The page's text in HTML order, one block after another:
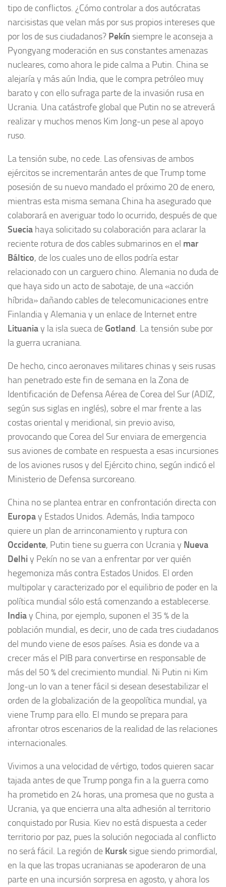
tipo de conflictos. ¿Cómo controlar a dos autócratas
narcisistas que velan más por sus propios intereses que
por los de sus ciudadanos? Pekín siempre le aconseja a
Pyongyang moderación en sus constantes amenazas
nucleares, como ahora le pide calma a Putin. China se
alejaría y más aún India, que le compra petróleo muy
barato y con ello sufraga parte de la invasión rusa en
Ucrania. Una catástrofe global que Putin no se atreverá
realizar y muchos menos Kim Jong-un pese al apoyo
ruso.
La tensión sube, no cede. Las ofensivas de ambos
ejércitos se incrementarán antes de que Trump tome
posesión de su nuevo mandado el próximo 20 de enero,
mientras esta misma semana China ha asegurado que
colaborará en averiguar todo lo ocurrido, después de que
Suecia haya solicitado su colaboración para aclarar la
reciente rotura de dos cables submarinos en el mar
Báltico, de los cuales uno de ellos podría estar
relacionado con un carguero chino. Alemania no duda de
que haya sido un acto de sabotaje, de una «acción
híbrida» dañando cables de telecomunicaciones entre
Finlandia y Alemania y un enlace de Internet entre
Lituaniay la isla sueca de Gotland. La tensión sube por
la guerra ucraniana.
De hecho, cinco aeronaves militares chinas y seis rusas
han penetrado este fin de semana en la Zona de
Identificación de Defensa Aérea de Corea del Sur (ADIZ,
según sus siglas en inglés), sobre el mar frente a las
costas oriental y meridional, sin previo aviso,
provocando que Corea del Sur enviara de emergencia
sus aviones de combate en respuesta a esas incursiones
de los aviones rusos y del Ejército chino, según indicó el
Ministerio de Defensa surcoreano.
China no se plantea entrar en confrontación directa con
Europay Estados Unidos. Además, India tampoco
quiere un plan de arrinconamiento y ruptura con
Occidente, Putin tiene su guerra con Ucrania y Nueva
Delhi y Pekín no se van a enfrentar por ver quién
hegemoniza más contra Estados Unidos. El orden
multipolar y caracterizado por el equilibrio de poder en la
política mundial sólo está comenzando a establecerse.
Indiay China, por ejemplo, suponen el 35 % de la
población mundial, es decir, uno de cada tres ciudadanos
del mundo viene de esos países. Asia es donde va a
crecer más el PIB para convertirse en responsable de
más del 50 % del crecimiento mundial. Ni Putin ni Kim
Jong-un lo van a tener fácil si desean desestabilizar el
orden de la globalización de la geopolítica mundial, ya
viene Trump para ello. El mundo se prepara para
afrontar otros escenarios de la realidad de las relaciones
internacionales.
Vivimos a una velocidad de vértigo, todos quieren sacar
tajada antes de que Trump ponga fin a la guerra como
ha prometido en 24 horas, una promesa que no gusta a
Ucrania, ya que encierra una alta adhesión al territorio
conquistado por Rusia. Kiev no está dispuesta a ceder
territorio por paz, pues la solución negociada al conflicto
no será fácil. La región de Kursk sigue siendo primordial,
en la que las tropas ucranianas se apoderaron de una
parte en una incursión sorpresa en agosto, y ahora los